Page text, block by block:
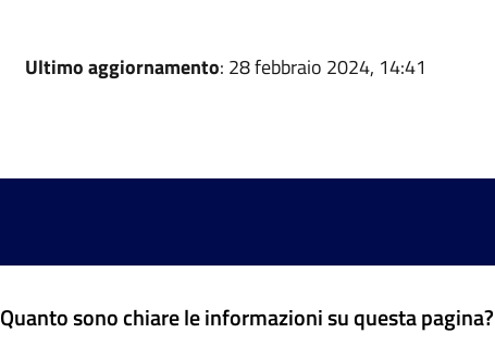
Ultimo aggiornamento: 28 febbraio 2024, 14:41
Quanto sono chiare le informazioni su questa pagina?